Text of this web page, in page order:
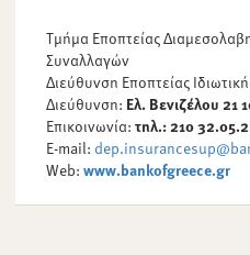
Τμήμα Εποπτείας
Συναλλαγών
Διεύθυνση Εποπτείας
Διεύθυνση: Ελ. Βενιζέλου 21
Επικοινωνία:τηλ.: 210
E-mail:
Web:www.bankofgreece.gr